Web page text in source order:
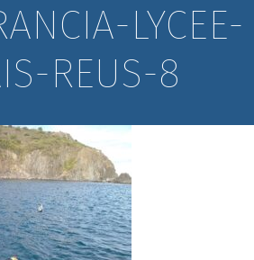
LYCEE-
REUS-8